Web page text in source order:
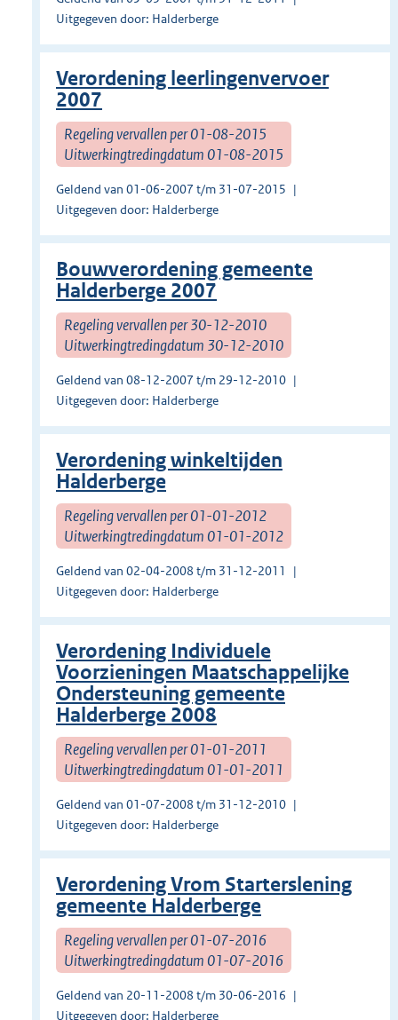
Uitgegeven door: Halderberge
Verordening leerlingenvervoer
2007
Regeling vervallen per 01-08-2015
Uitwerkingtredingdatum 01-08-2015
Geldend van 01-06-2007 t/m 31-07-2015
Uitgegeven door: Halderberge
Bouwverordening gemeente
Halderberge 2007
Regeling vervallen per 30-12-2010
Uitwerkingtredingdatum 30-12-2010
Geldend van 08-12-2007 t/m 29-12-2010
Uitgegeven door: Halderberge
Verordening winkeltijden
Halderberge
Regeling vervallen per 01-01-2012
Uitwerkingtredingdatum 01-01-2012
Geldend van 02-04-2008 t/m 31-12-2011
Uitgegeven door: Halderberge
Verordening Individuele
Voorzieningen Maatschappelijke
Ondersteuning gemeente
Halderberge 2008
Regeling vervallen per 01-01-2011
Uitwerkingtredingdatum 01-01-2011
Geldend van 01-07-2008 t/m 31-12-2010
Uitgegeven door: Halderberge
Verordening Vrom Starterslening
gemeente Halderberge
Regeling vervallen per 01-07-2016
Uitwerkingtredingdatum 01-07-2016
Geldend van 20-11-2008 t/m 30-06-2016
Uitgegeven door: Halderberge